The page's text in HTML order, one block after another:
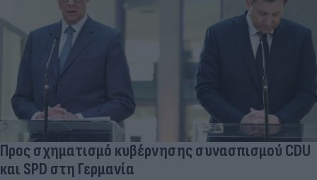
Προς σχηματισμό κυβέρνησης συνασπισμού CDU
και SPD στη Γερμανία